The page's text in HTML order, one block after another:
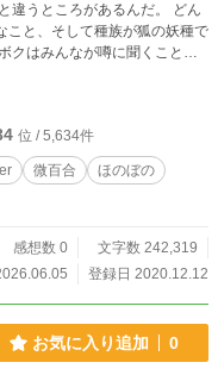
違うところがあるんだ。 どん
こと、そして種族が狐の妖種で
クはみんなが噂に聞くことが
界に行ってみたり。 みんな
見せていっちゃうからよろし
位 / 5,634件
微百合
ほのぼの
感想数 0
文字数 242,319
登録日 2020.12.12
お気に入り追加 0